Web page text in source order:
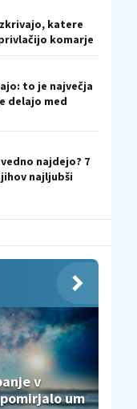
katere
komarje
to je največja
delajo med
najdejo? 7
najljubši
v
um